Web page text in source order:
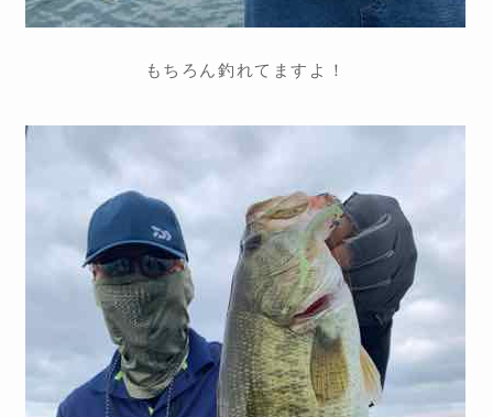
もちろん釣れてますよ！